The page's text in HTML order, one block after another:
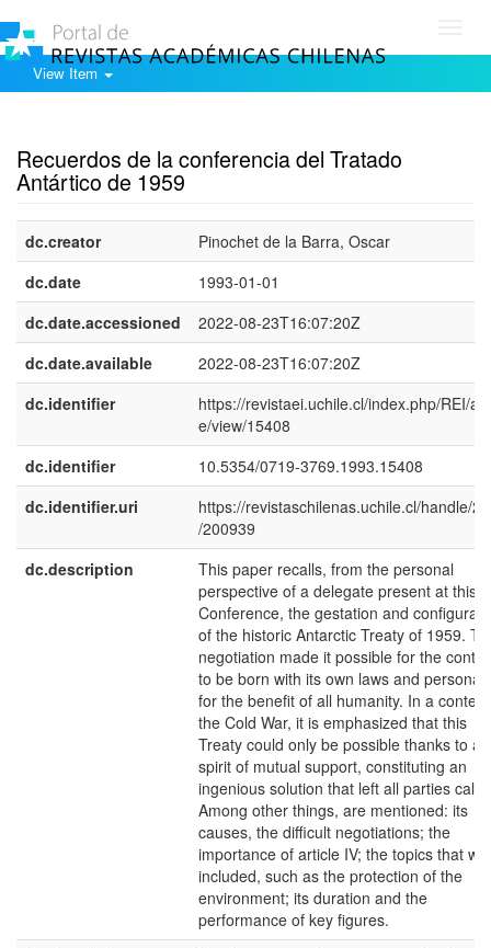
View Item
Recuerdos de la conferencia del Tratado
Antártico de 1959
dc.creator
Pinochet de la Barra, Oscar
dc.date
1993-01-01
dc.date.accessioned
2022-08-23T16:07:20Z
dc.date.available
2022-08-23T16:07:20Z
dc.identifier
https://revistaei.uchile.cl/index.php/REI/
e/view/15408
dc.identifier
10.5354/0719-3769.1993.15408
dc.identifier.uri
https://revistaschilenas.uchile.cl/handle/
/200939
dc.description
This paper recalls, from the personal
perspective of a delegate present at this
Conference, the gestation and
of the historic Antarctic Treaty of 1959.
negotiation made it possible for the
to be born with its own laws and
for the benefit of all humanity. In a
the Cold War, it is emphasized that this
Treaty could only be possible thanks to a
spirit of mutual support, constituting an
ingenious solution that left all parties calm.
Among other things, are mentioned: its
causes, the difficult negotiations; the
importance of article IV; the topics that
included, such as the protection of the
environment; its duration and the
performance of key figures.